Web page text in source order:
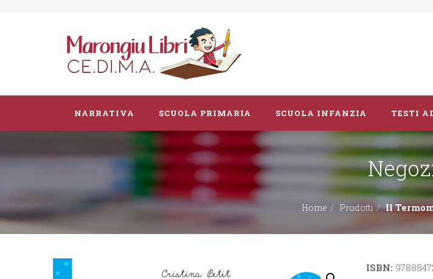
NARRATIVA SCUOLA PRIMARIA
Parascolastico
Vacanze
Guide didattiche
SCUOLA INFANZIA TESTI
Home Prodotti Il
ISBN: